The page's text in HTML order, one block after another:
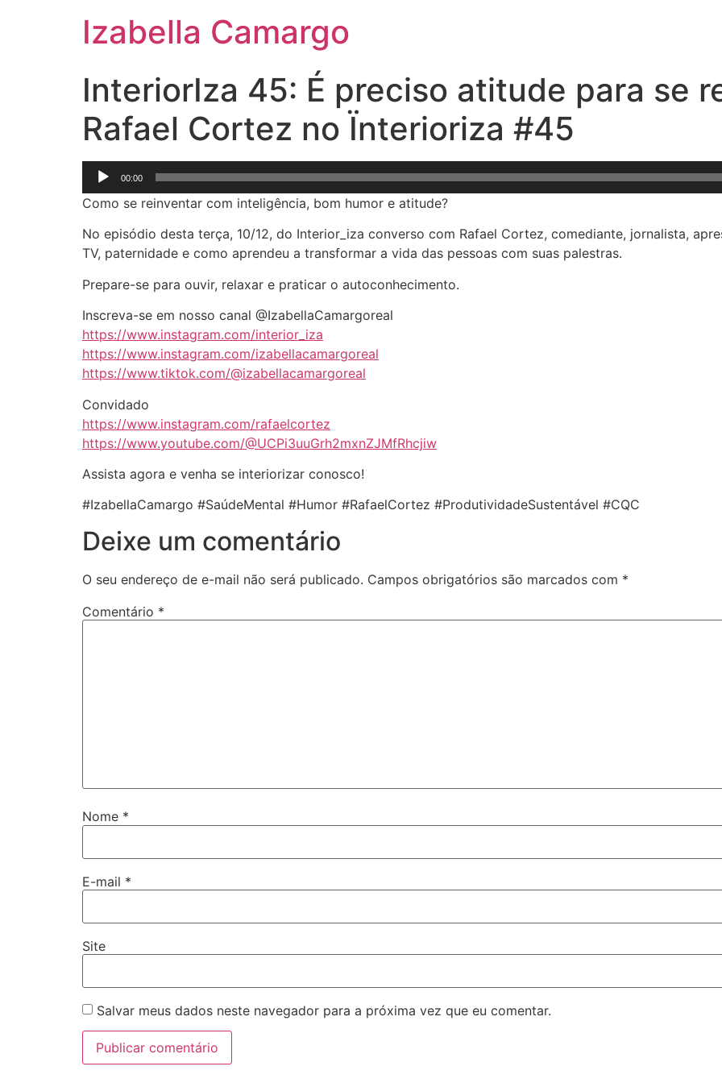
Izabella Camargo
InteriorIza 45: É preciso atitude para se
Rafael Cortez no Ïnterioriza #45
Tocador
de
áudio
00:00
Como se reinventar com inteligência, bom humor e atitude?
No episódio desta terça, 10/12, do Interior_iza converso com Rafael Cortez, comediante, jornalista,
TV, paternidade e como aprendeu a transformar a vida das pessoas com suas palestras.
Prepare-se para ouvir, relaxar e praticar o autoconhecimento.
Inscreva-se em nosso canal @IzabellaCamargoreal
https://www.instagram.com/interior_iza
https://www.instagram.com/izabellacamargoreal
https://www.tiktok.com/@izabellacamargoreal
Convidado
https://www.instagram.com/rafaelcortez
https://www.youtube.com/@UCPi3uuGrh2mxnZJMfRhcjiw
Assista agora e venha se interiorizar conosco!
#IzabellaCamargo #SaúdeMental #Humor #RafaelCortez #ProdutividadeSustentável #CQC
Deixe um comentário
O seu endereço de e-mail não será publicado. Campos obrigatórios são marcados com *
Comentário *
Nome *
E-mail *
Site
Salvar meus dados neste navegador para a próxima vez que eu comentar.